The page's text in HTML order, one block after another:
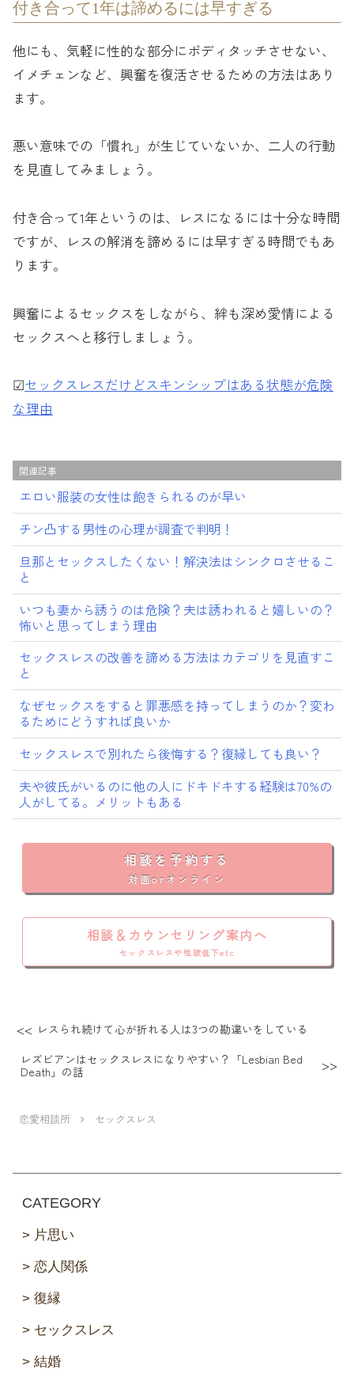
付き合って1年は諦めるには早すぎる
他にも、気軽に性的な部分にボディタッチさせない、
イメチェンなど、興奮を復活させるための方法はあり
ます。
悪い意味での「慣れ」が生じていないか、二人の行動
を見直してみましょう。
付き合って1年というのは、レスになるには十分な時間
ですが、レスの解消を諦めるには早すぎる時間でもあ
ります。
興奮によるセックスをしながら、絆も深め愛情による
セックスへと移行しましょう。
☑︎セックスレスだけどスキンシップはある状態が危険
な理由
関連記事
エロい服装の女性は飽きられるのが早い
チン凸する男性の心理が調査で判明！
旦那とセックスしたくない！解決法はシンクロさせるこ
と
いつも妻から誘うのは危険？夫は誘われると嬉しいの？
怖いと思ってしまう理由
セックスレスの改善を諦める方法はカテゴリを見直すこ
と
なぜセックスをすると罪悪感を持ってしまうのか？変わ
るためにどうすれば良いか
セックスレスで別れたら後悔する？復縁しても良い？
夫や彼氏がいるのに他の人にドキドキする経験は70%の
人がしてる。メリットもある
相談を予約する
対面orオンライン
相談＆カウンセリング案内へ
セックスレスや性欲低下etc
レスられ続けて心が折れる人は3つの勘違いをしている
レズビアンはセックスレスになりやすい？「Lesbian Bed
Death」の話
恋愛相談所 セックスレス
CATEGORY
片思い
恋人関係
復縁
セックスレス
結婚